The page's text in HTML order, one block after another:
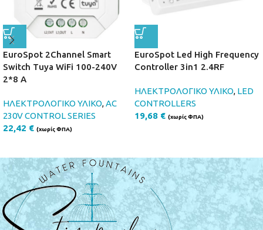
EuroSpot 2Channel Smart
Switch Tuya WiFi 100-240V
2*8 A
ΗΛΕΚΤΡΟΛΟΓΙΚΟ ΥΛΙΚΟ,AC
230V CONTROL SERIES
22,42 € (χωρίς ΦΠΑ)
EuroSpot Led High Frequency
Controller 3in1 2.4RF
ΗΛΕΚΤΡΟΛΟΓΙΚΟ ΥΛΙΚΟ, LED
CONTROLLERS
19,68 € (χωρίς ΦΠΑ)